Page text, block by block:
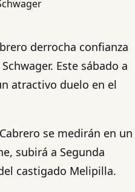
derrocha confianza
Este sábado a
atractivo duelo en el
se medirán en un
subirá a Segunda
castigado Melipilla.